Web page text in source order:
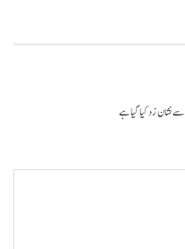
سے نشان زد کیا گیا ہے